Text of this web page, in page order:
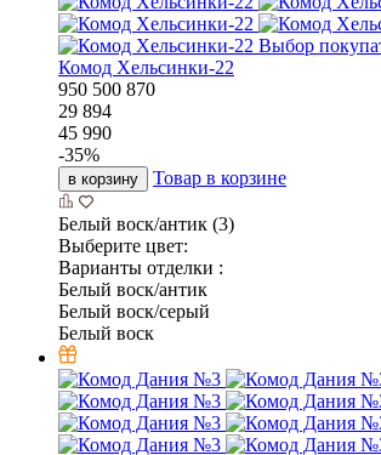
Выбор
Комод Хельсинки-22
950 500 870
29 894
45 990
-35%
в корзину Товар в корзине
Белый воск/антик (3)
Выберите цвет:
Варианты отделки :
Белый воск/антик
Белый воск/серый
Белый воск